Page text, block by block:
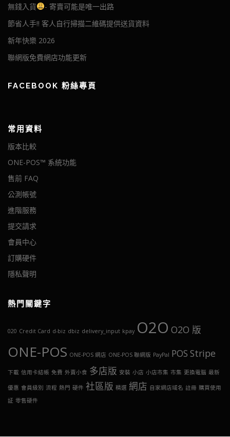
無錢入貨
- 寄賣可能是唯一出路
節省人手!! 客人自行掃描二維碼提供送貨資料
新年快樂 2026
聯網版免費網店功能更新
FACEBOOK 粉絲專頁
常用資料
版本比較
ONE-POS™ 系統功能
售前 FAQ
公測帳號
進階服務
提交請求
會員中心
訂購硬件
隱私聲明
熱門關鍵字
020 Credit Card d-biz dbiz delivery_input kpay O2O O2O 版
ONE-POS ONE-POS 網店 ONE-POS 聯網版 PayPal POS Stripe
下載 信用卡結帳 免費 外賣小食 多店版 安裝 小店 小店市集 市集 更換電腦 最新
優惠 會員級別 流程 熱門 硬件 社區版 精選 網店 自家網店域名 註冊 購買使用
証 零售硬件